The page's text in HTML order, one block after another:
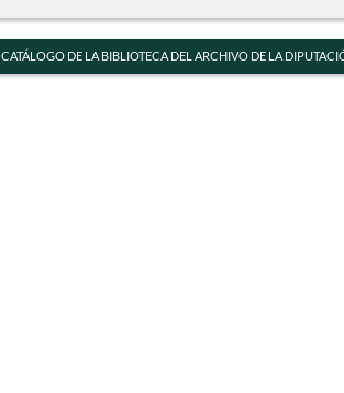
CATÁLOGO DE LA BIBLIOTECA DEL ARCHIVO DE LA